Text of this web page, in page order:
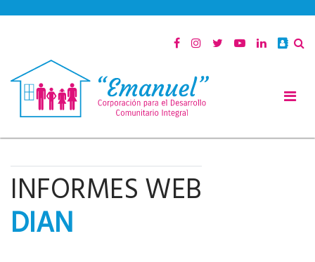
INFORMES WEB
DIAN